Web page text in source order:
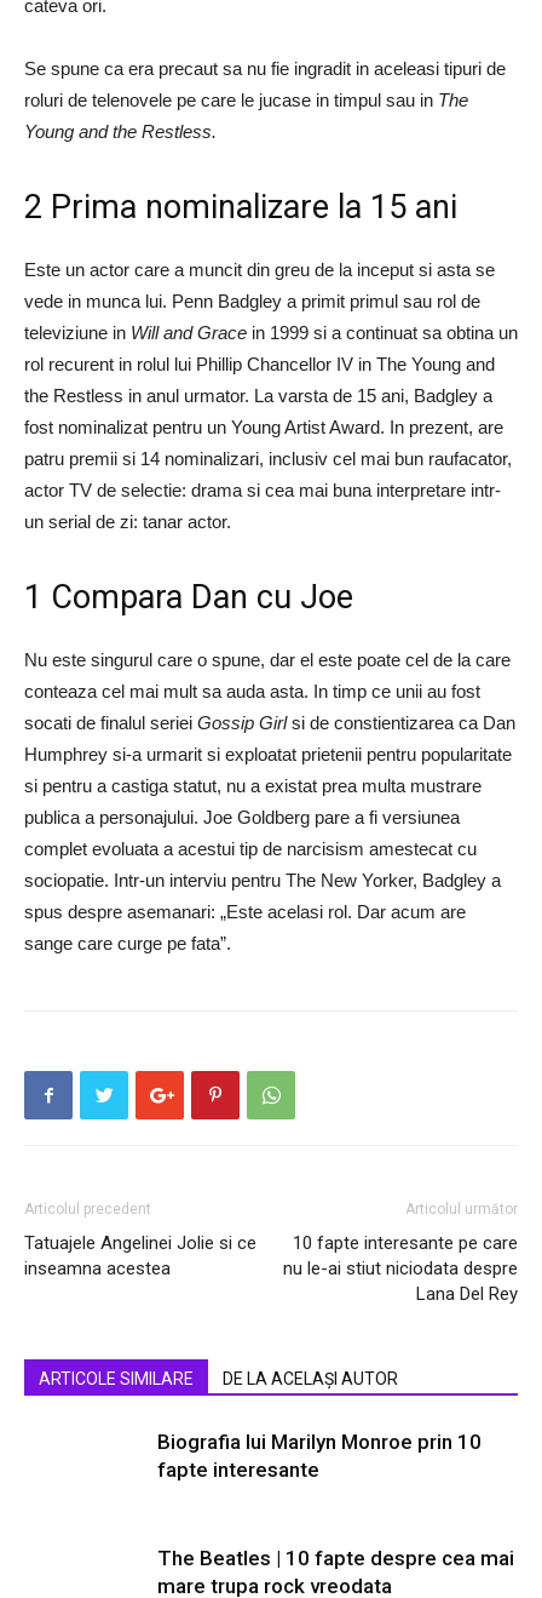
cateva ori.
Se spune ca era precaut sa nu fie ingradit in aceleasi tipuri de
roluri de telenovele pe care le jucase in timpul sau in The
Young and the Restless.
2 Prima nominalizare la 15 ani
Este un actor care a muncit din greu de la inceput si asta se
vede in munca lui. Penn Badgley a primit primul sau rol de
televiziune in Will and Grace in 1999 si a continuat sa obtina un
rol recurent in rolul lui Phillip Chancellor IV in The Young and
the Restless in anul urmator. La varsta de 15 ani, Badgley a
fost nominalizat pentru un Young Artist Award. In prezent, are
patru premii si 14 nominalizari, inclusiv cel mai bun raufacator,
actor TV de selectie: drama si cea mai buna interpretare intr-
un serial de zi: tanar actor.
1 Compara Dan cu Joe
Nu este singurul care o spune, dar el este poate cel de la care
conteaza cel mai mult sa auda asta. In timp ce unii au fost
socati de finalul seriei Gossip Girlsi de constientizarea ca Dan
Humphrey si-a urmarit si exploatat prietenii pentru popularitate
si pentru a castiga statut, nu a existat prea multa mustrare
publica a personajului. Joe Goldberg pare a fi versiunea
complet evoluata a acestui tip de narcisism amestecat cu
sociopatie. Intr-un interviu pentru The New Yorker, Badgley a
spus despre asemanari: „Este acelasi rol. Dar acum are
sange care curge pe fata”.
Articolul precedent
Tatuajele Angelinei Jolie si ce
inseamna acestea
Articolul următor
10 fapte interesante pe care
nu le-ai stiut niciodata despre
Lana Del Rey
ARTICOLE SIMILARE DE LA ACELAȘI AUTOR
Biografia lui Marilyn Monroe prin 10
fapte interesante
The Beatles | 10 fapte despre cea mai
mare trupa rock vreodata